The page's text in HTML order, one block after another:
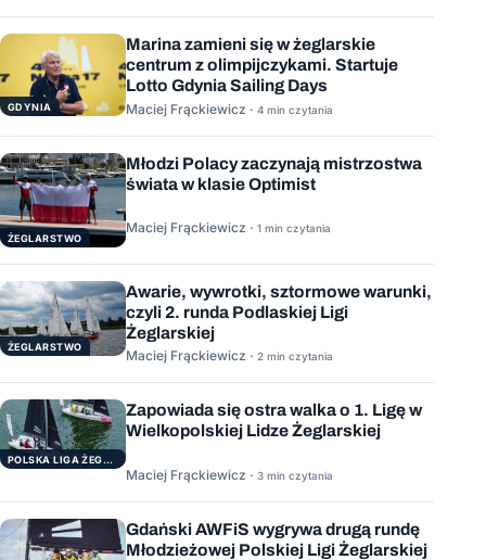
GDYNIA
Marina zamieni się w żeglarskie
centrum z olimpijczykami. Startuje
Lotto Gdynia Sailing Days
Maciej Frąckiewicz · 4 min czytania
ŻEGLARSTWO
Młodzi Polacy zaczynają mistrzostwa
świata w klasie Optimist
Maciej Frąckiewicz · 1 min czytania
ŻEGLARSTWO
Awarie, wywrotki, sztormowe warunki,
czyli 2. runda Podlaskiej Ligi
Żeglarskiej
Maciej Frąckiewicz · 2 min czytania
POLSKA LIGA ŻEGLARSKA
Zapowiada się ostra walka o 1. Ligę w
Wielkopolskiej Lidze Żeglarskiej
Maciej Frąckiewicz · 3 min czytania
Gdański AWFiS wygrywa drugą rundę
Młodzieżowej Polskiej Ligi Żeglarskiej